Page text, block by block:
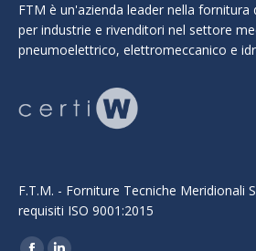
FTM è un'azienda leader nella fornitura
per industrie e rivenditori nel settore
pneumoelettrico, elettromeccanico e
F.T.M. - Forniture Tecniche Meridionali
requisiti ISO 9001:2015
Ci puoi trovare su: